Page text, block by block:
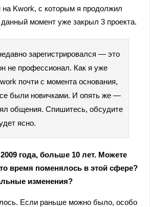
Kwork, с которым я продолжил
момент уже закрыл 3 проекта.
зарегистрировался — это
не профессионал. Как я уже
почти с момента основания,
были новичками. И опять же —
общения. Спишитесь, обсудите
ясно.
года, больше 10 лет. Можете
время поменялось в этой сфере?
изменения?
Если раньше можно было, особо